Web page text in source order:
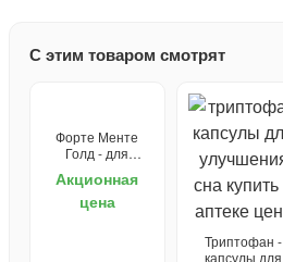
С этим товаром смотрят
Форте Менте
Голд - для
Акционная
цена
Триптофан -
капсулы для